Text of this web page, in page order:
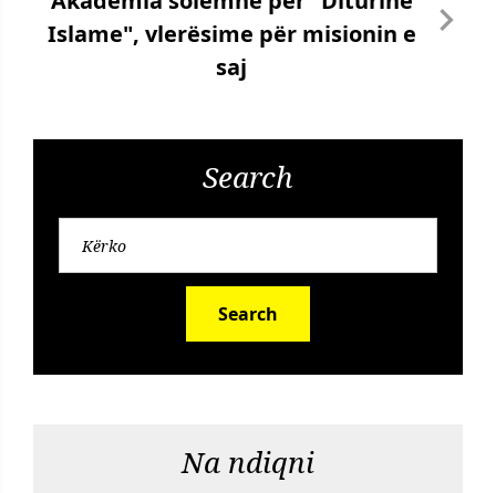
Islame", vlerësime për misionin e
saj
Search
Search
Na ndiqni